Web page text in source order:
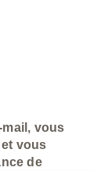
vous
vous
de